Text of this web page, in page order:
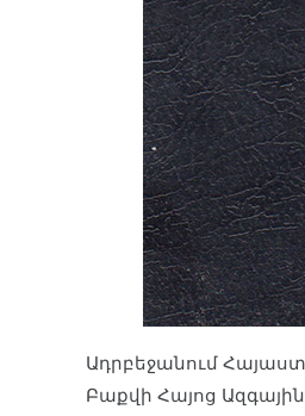
Ադրբեջանում
Բաքվի Հայոց